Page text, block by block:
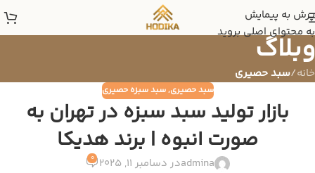
پرش به پیمایش
به محتوای اصلی بروید
وبلاگ
خانه/سبد حصیری
سبد حصیری,سبد سبزه حصیری
بازار تولید سبد سبزه در تهران به
صورت انبوه | برند هدیکا
adminaدر دسامبر 11, 2025 0